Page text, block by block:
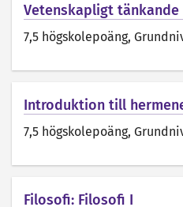
Vetenskapligt
7,5 högskolepoäng,
Introduktion till
7,5 högskolepoäng,
Filosofi: Filosofi I